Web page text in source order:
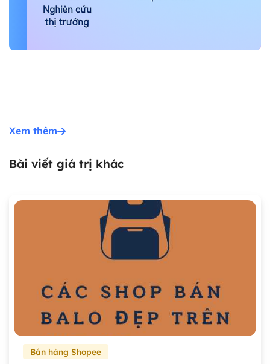
Bài viết giá trị khác
Xem thêm
Bán hàng Shopee